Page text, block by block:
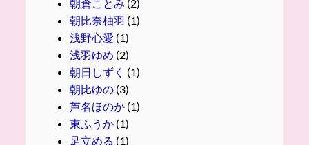
朝倉ことみ (2)
朝比奈柚羽 (1)
浅野心愛 (1)
浅羽ゆめ (2)
朝日しずく (1)
朝比ゆの(3)
芦名ほのか(1)
東ふうか(1)
足立める (1)